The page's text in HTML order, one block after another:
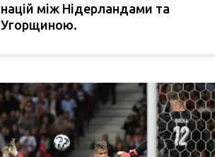
націй між Нідерландами та
Угорщиною.